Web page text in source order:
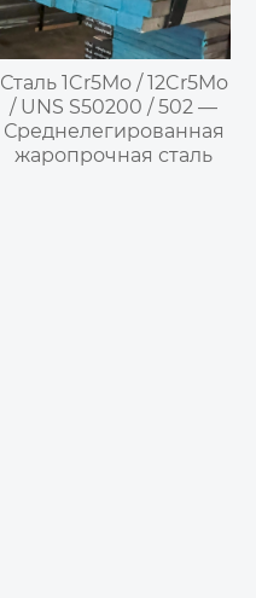
Сталь 1Cr5Mo / 12Cr5Mo
/ UNS S50200 / 502 —
Среднелегированная
жаропрочная сталь